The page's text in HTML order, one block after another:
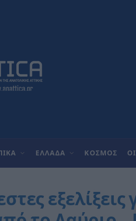
ΕΛΛΑΔΑ ΚΟΣΜΟΣ